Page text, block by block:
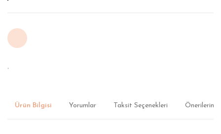
Ürün Bilgisi Yorumlar Taksit Seçenekleri Önerileriniz